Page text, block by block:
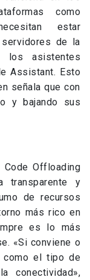
como
estar
de la
los asistentes
Assistant. Esto
señala que con
y bajando sus
Code Offloading
transparente y
de recursos
más rico en
es lo más
«Si conviene o
como el tipo de
conectividad»,